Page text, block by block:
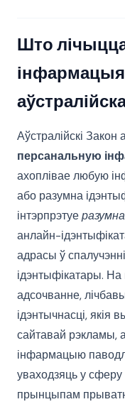
Што
Аўстралійскі
персанальную
ахоплівае любую
або разумна
інтэрпрэтуе
анлайн-
адрасы ў
ідэнтыфікатары.
адсочванне,
ідэнтычнасці, якія
сайтавай рэкламы,
інфармацыю
уваходзяць у сферу
прынцыпам